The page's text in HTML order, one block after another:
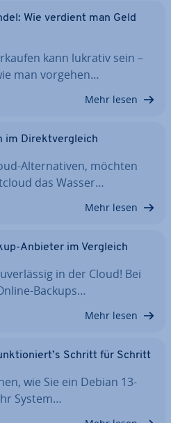
Wie verdient man Geld
kann lukrativ sein –
man vorgehen…
Mehr lesen
im Di­rekt­ver­gleich
Al­ter­na­ti­ven, möchten
das Wasser…
Mehr lesen
Anbieter im Vergleich
in der Cloud! Bei
Backups…
Mehr lesen
Schritt für Schritt
wie Sie ein Debian 13-
System…